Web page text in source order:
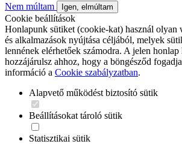
Nem múltam Igen, elmúltam
Cookie beállítások
Honlapunk sütiket (cookie-kat) használ olyan
és alkalmazások nyújtása céljából, melyek
lennének elérhetőek számodra. A jelen honlap
hozzájárulsz ahhoz, hogy a böngésződ
információ a Cookie szabályzatban.
Alapvető működést biztosító sütik
Beállításokat tároló sütik
Statisztikai sütik